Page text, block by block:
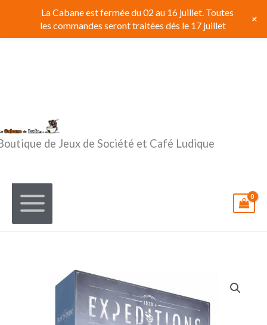
contenu
de Jeux de Société et Café Ludique
La Cabane est fermée du 02 au 16 juillet. Toutes
les commandes seront traitées dés le 17 juillet
+